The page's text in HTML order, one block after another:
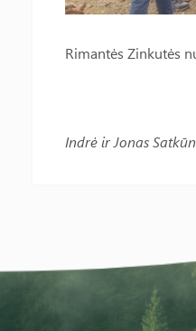
Rimantės Zinkutės
Indrė ir Jonas